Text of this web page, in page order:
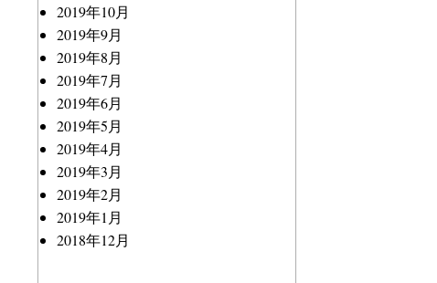
2019年10月
2019年9月
2019年8月
2019年7月
2019年6月
2019年5月
2019年4月
2019年3月
2019年2月
2019年1月
2018年12月